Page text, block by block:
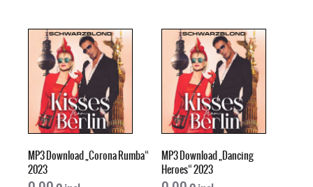
MP3 Download „Corona Rumba“
2023
MP3 Download „Dancing
Heroes“ 2023